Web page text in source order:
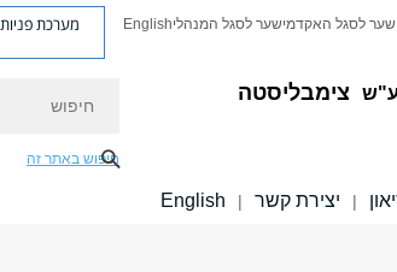
ע"ש
צימבליסטה
שער לסגל האקדמישער לסגל המנהליEnglish מערכת פניות
חיפוש באתר זה
| יצירת קשר |
English